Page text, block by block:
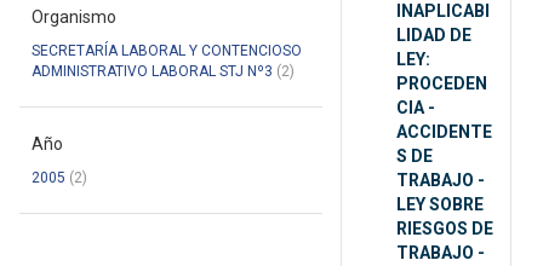
Organismo
SECRETARÍA LABORAL Y CONTENCIOSO
ADMINISTRATIVO LABORAL STJ Nº3 (2)
Año
2005 (2)
INAPLICABI
LIDAD DE
LEY:
PROCEDEN
CIA -
ACCIDENTE
S DE
TRABAJO -
LEY SOBRE
RIESGOS DE
TRABAJO -